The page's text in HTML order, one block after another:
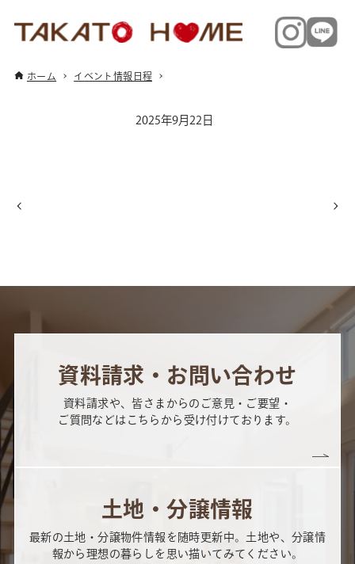
ホーム イベント情報日程
2025年9月22日
資料請求・お問い合わせ
資料請求や、皆さまからのご意見・ご要望・
ご質問などはこちらから受け付けております。
土地・分譲情報
最新の土地・分譲物件情報を随時更新中。土地や、分譲情
報から理想の暮らしを思い描いてみてください。